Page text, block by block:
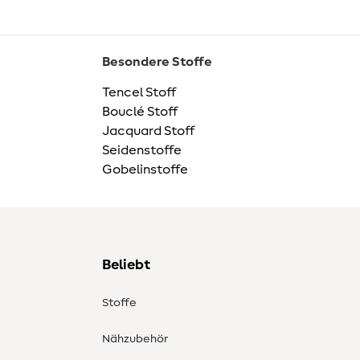
Besondere Stoffe
Tencel Stoff
Bouclé Stoff
Jacquard Stoff
Seidenstoffe
Gobelinstoffe
Beliebt
Stoffe
Nähzubehör